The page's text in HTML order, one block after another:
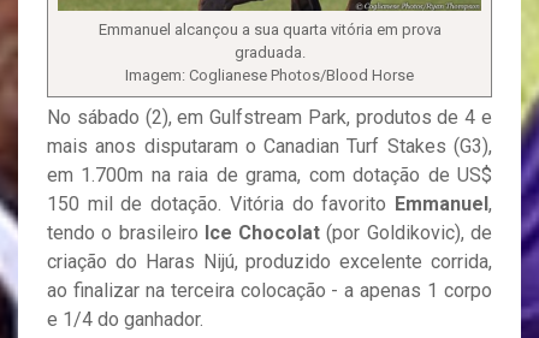
Emmanuel alcançou a sua quarta vitória em prova
graduada.
Imagem: Coglianese Photos/Blood Horse
No sábado (2), em Gulfstream Park, produtos de 4 e
mais anos disputaram o Canadian Turf Stakes (G3),
em 1.700m na raia de grama, com dotação de US$
150 mil de dotação. Vitória do favorito Emmanuel ,
tendo o brasileiro Ice Chocolat(por Goldikovic), de
criação do Haras Nijú, produzido excelente corrida,
ao finalizar na terceira colocação - a apenas 1 corpo
e 1/4 do ganhador.